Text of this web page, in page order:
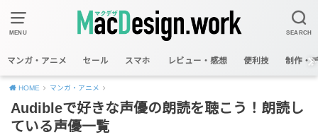
MENU SEARCH
マンガ・アニメ セール スマホ レビュー・感想 便利技 制作・
HOME マンガ・アニメ
Audibleで好きな声優の朗読を聴こう！朗読し
ている声優一覧